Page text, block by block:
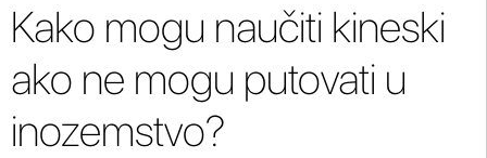
Kako mogu naučiti kineski
ako ne mogu putovati u
inozemstvo?